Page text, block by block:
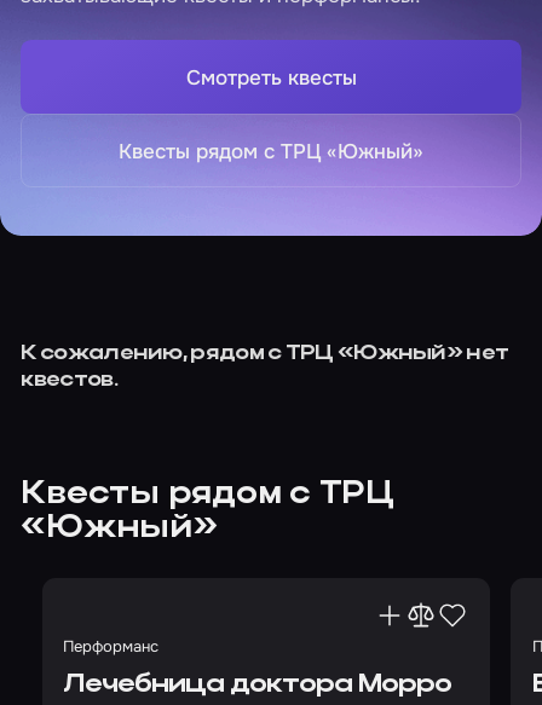
Смотреть квесты
Квесты рядом с ТРЦ «Южный»
К сожалению, рядом с ТРЦ «Южный» нет
квестов.
Квесты рядом с ТРЦ
«Южный»
Перформанс
Лечебница доктора Морро